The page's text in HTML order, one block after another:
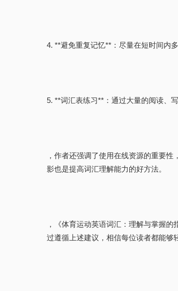
4. **避免重复记忆**：尽量在短时间内
5. **词汇表练习**：通过大量的阅读、
，作者还强调了使用在线资源的重要
影也是提高词汇理解能力的好方法。
，《体育运动英语词汇：理解与掌握
过遵循上述建议，相信每位读者都能够